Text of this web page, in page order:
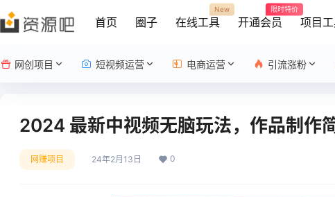
首页 圈子 在线工具
New
开通会员
限时特价
项目
网创项目 短视频运营 电商运营 引流涨粉
2024 最新中视频无脑玩法，作品制作
网赚项目 24年2月13日 0